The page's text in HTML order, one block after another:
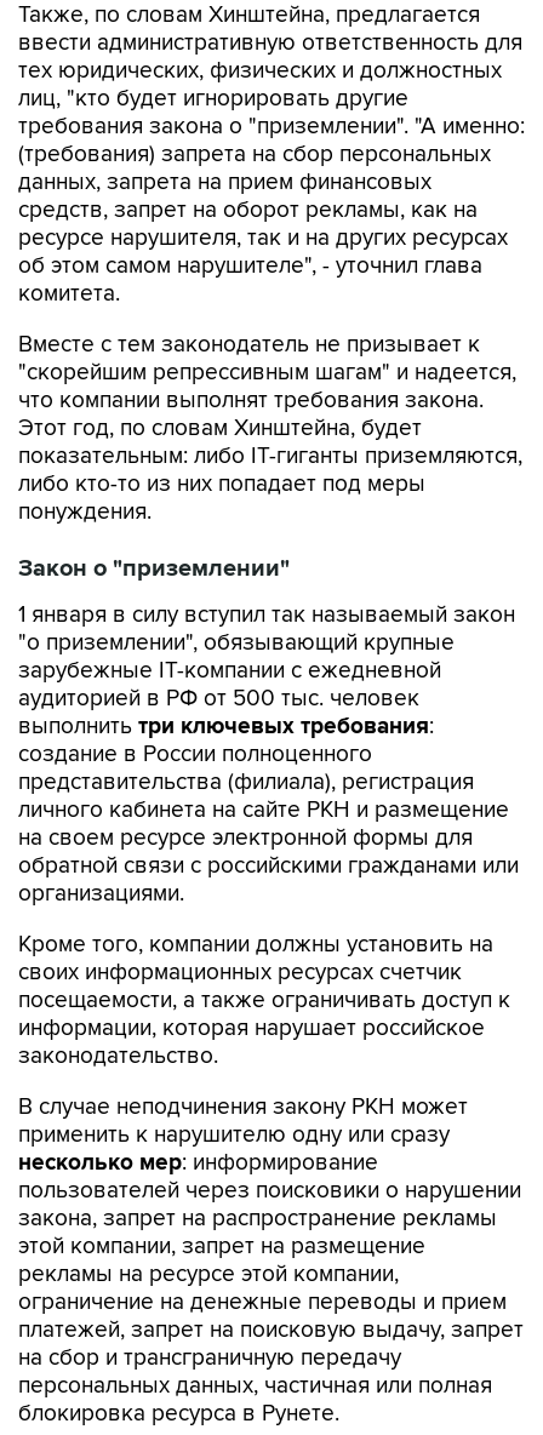
Также, по словам Хинштейна, предлагается
ввести административную ответственность для
тех юридических, физических и должностных
лиц, "кто будет игнорировать другие
требования закона о "приземлении". "А именно:
(требования) запрета на сбор персональных
данных, запрета на прием финансовых
средств, запрет на оборот рекламы, как на
ресурсе нарушителя, так и на других ресурсах
об этом самом нарушителе", - уточнил глава
комитета.
Вместе с тем законодатель не призывает к
"скорейшим репрессивным шагам" и надеется,
что компании выполнят требования закона.
Этот год, по словам Хинштейна, будет
показательным: либо IT-гиганты приземляются,
либо кто-то из них попадает под меры
понуждения.
Закон о "приземлении"
1 января в силу вступил так называемый закон
"о приземлении", обязывающий крупные
зарубежные IT-компании с ежедневной
аудиторией в РФ от 500 тыс. человек
выполнить три ключевых требования:
создание в России полноценного
представительства (филиала), регистрация
личного кабинета на сайте РКН и размещение
на своем ресурсе электронной формы для
обратной связи с российскими гражданами или
организациями.
Кроме того, компании должны установить на
своих информационных ресурсах счетчик
посещаемости, а также ограничивать доступ к
информации, которая нарушает российское
законодательство.
В случае неподчинения закону РКН может
применить к нарушителю одну или сразу
несколько мер: информирование
пользователей через поисковики о нарушении
закона, запрет на распространение рекламы
этой компании, запрет на размещение
рекламы на ресурсе этой компании,
ограничение на денежные переводы и прием
платежей, запрет на поисковую выдачу, запрет
на сбор и трансграничную передачу
персональных данных, частичная или полная
блокировка ресурса в Рунете.